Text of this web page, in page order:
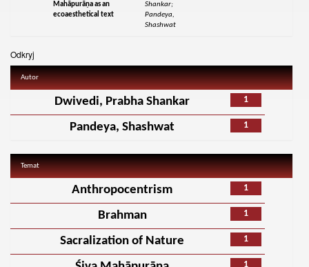
Mahāpurāṇa as an
ecoaesthetical text
Shankar;
Pandeya,
Shashwat
Odkryj
Autor
1
Dwivedi, Prabha Shankar
1
Pandeya, Shashwat
Temat
1
Anthropocentrism
1
Brahman
1
Sacralization of Nature
1